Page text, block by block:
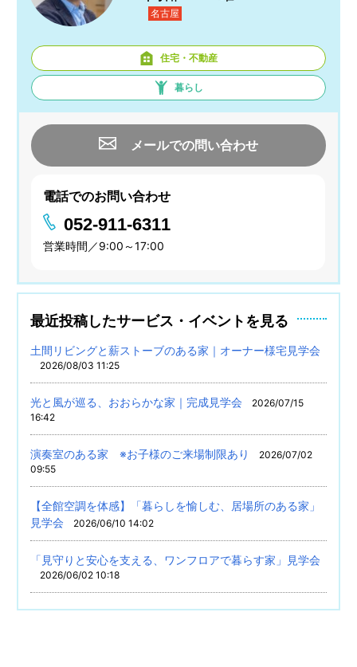
名古屋
住宅・不動産
暮らし
メールでの問い合わせ
電話でのお問い合わせ
052-911-6311
営業時間／9:00～17:00
最近投稿したサービス・イベントを見る
土間リビングと薪ストーブのある家｜オーナー様宅見学会
2026/08/03 11:25
光と風が巡る、おおらかな家｜完成見学会
2026/07/15
16:42
演奏室のある家 ※お子様のご来場制限あり
2026/07/02
09:55
【全館空調を体感】「暮らしを愉しむ、居場所のある家」
見学会
2026/06/10 14:02
「見守りと安心を支える、ワンフロアで暮らす家」見学会
2026/06/02 10:18